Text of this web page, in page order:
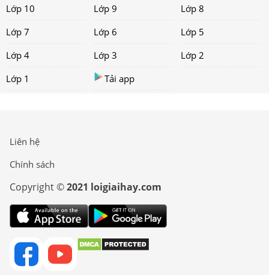
Lớp 10
Lớp 9
Lớp 8
Lớp 7
Lớp 6
Lớp 5
Lớp 4
Lớp 3
Lớp 2
Lớp 1
Tải app
Liên hệ
Chính sách
Copyright ©2021 loigiaihay.com